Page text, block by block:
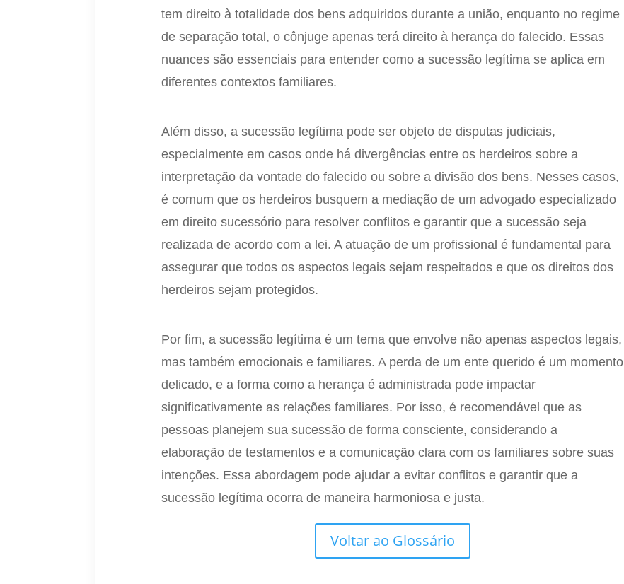
tem direito à totalidade dos bens adquiridos durante a união, enquanto no regime
de separação total, o cônjuge apenas terá direito à herança do falecido. Essas
nuances são essenciais para entender como a sucessão legítima se aplica em
diferentes contextos familiares.
Além disso, a sucessão legítima pode ser objeto de disputas judiciais,
especialmente em casos onde há divergências entre os herdeiros sobre a
interpretação da vontade do falecido ou sobre a divisão dos bens. Nesses casos,
é comum que os herdeiros busquem a mediação de um advogado especializado
em direito sucessório para resolver conflitos e garantir que a sucessão seja
realizada de acordo com a lei. A atuação de um profissional é fundamental para
assegurar que todos os aspectos legais sejam respeitados e que os direitos dos
herdeiros sejam protegidos.
Por fim, a sucessão legítima é um tema que envolve não apenas aspectos legais,
mas também emocionais e familiares. A perda de um ente querido é um momento
delicado, e a forma como a herança é administrada pode impactar
significativamente as relações familiares. Por isso, é recomendável que as
pessoas planejem sua sucessão de forma consciente, considerando a
elaboração de testamentos e a comunicação clara com os familiares sobre suas
intenções. Essa abordagem pode ajudar a evitar conflitos e garantir que a
sucessão legítima ocorra de maneira harmoniosa e justa.
Voltar ao Glossário